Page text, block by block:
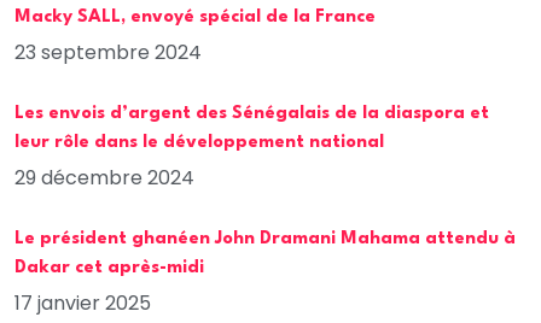
Macky SALL, envoyé spécial de la France
23 septembre 2024
Les envois d’argent des Sénégalais de la diaspora et
leur rôle dans le développement national
29 décembre 2024
Le président ghanéen John Dramani Mahama attendu à
Dakar cet après-midi
17 janvier 2025